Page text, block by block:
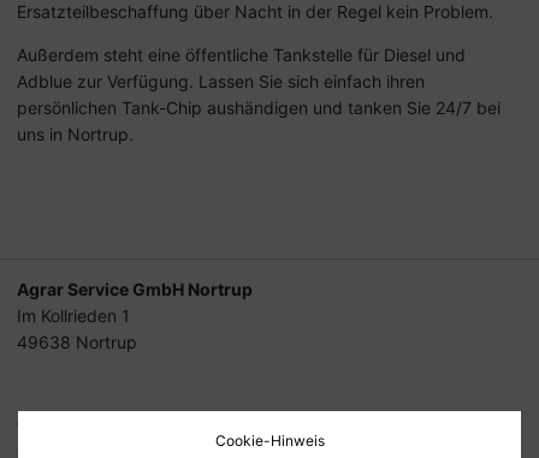
Ersatzteilbeschaffung über Nacht in der Regel kein Problem.
Außerdem steht eine öffentliche Tankstelle für Diesel und
Adblue zur Verfügung. Lassen Sie sich einfach ihren
persönlichen Tank-Chip aushändigen und tanken Sie 24/7 bei
uns in Nortrup.
Agrar Service GmbH Nortrup
Im Kollrieden 1
49638 Nortrup
Tel.
Cookie-Hinweis